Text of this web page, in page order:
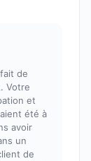
de
Votre
et
été à
avoir
un
de